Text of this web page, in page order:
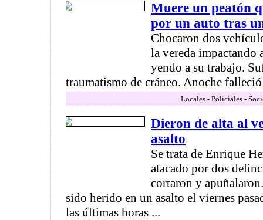
Muere un peatón
por un auto tras
Chocaron dos
la vereda impactando
yendo a su trabajo.
traumatismo de cráneo. Anoche
Locales - Policiales -
Dieron de alta al
asalto
Se trata de Enrique
atacado por dos
cortaron y
sido herido en un asalto el viernes
las últimas horas ...